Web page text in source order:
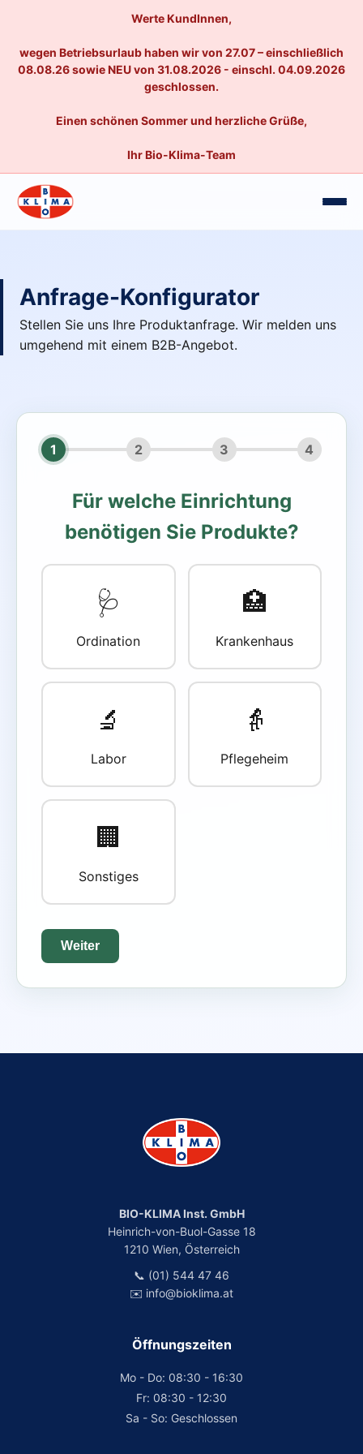
Werte KundInnen,
wegen Betriebsurlaub haben wir von 27.07 – einschließlich
08.08.26 sowie NEU von 31.08.2026 - einschl. 04.09.2026
geschlossen.
Einen schönen Sommer und herzliche Grüße,
Ihr Bio-Klima-Team
Anfrage-Konfigurator
Stellen Sie uns Ihre Produktanfrage. Wir melden uns
umgehend mit einem B2B-Angebot.
1 2 3 4
Für welche Einrichtung
benötigen Sie Produkte?
🩺
Ordination
🏥
Krankenhaus
🔬
Labor
👵
Pflegeheim
🏢
Sonstiges
Weiter
BIO-KLIMA Inst. GmbH
Heinrich-von-Buol-Gasse 18
1210 Wien, Österreich
📞 (01) 544 47 46
✉️ info@bioklima.at
Öffnungszeiten
Mo - Do: 08:30 - 16:30
Fr: 08:30 - 12:30
Sa - So: Geschlossen